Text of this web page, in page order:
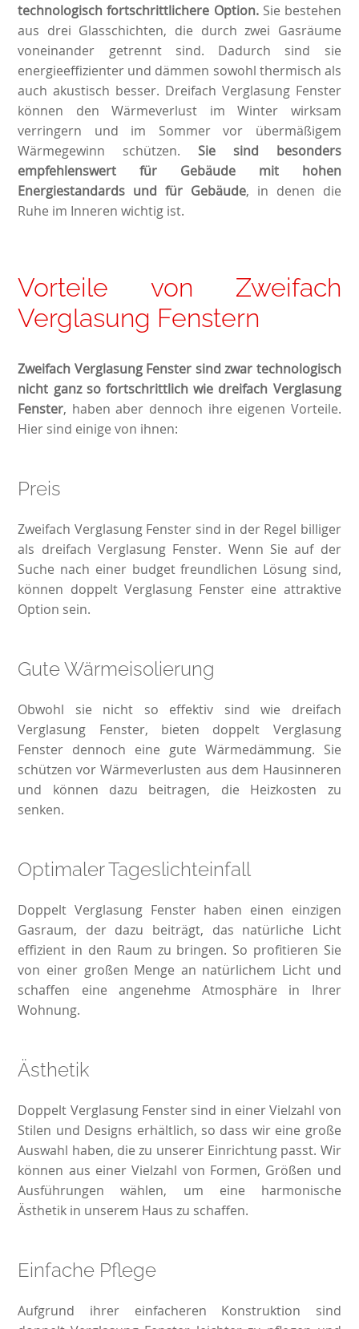
technologisch fortschrittlichere Option.Sie bestehen
aus drei Glasschichten, die durch zwei Gasräume
voneinander getrennt sind. Dadurch sind sie
energieeffizienter und dämmen sowohl thermisch als
auch akustisch besser. Dreifach Verglasung Fenster
können den Wärmeverlust im Winter wirksam
verringern und im Sommer vor übermäßigem
Wärmegewinn schützen. Sie sind besonders
empfehlenswert für Gebäude mit hohen
Energiestandards und für Gebäude, in denen die
Ruhe im Inneren wichtig ist.
Vorteile von Zweifach
Verglasung Fenstern
Zweifach Verglasung Fenster sind zwar technologisch
nicht ganz so fortschrittlich wie dreifach Verglasung
Fenster, haben aber dennoch ihre eigenen Vorteile.
Hier sind einige von ihnen:
Preis
Zweifach Verglasung Fenster sind in der Regel billiger
als dreifach Verglasung Fenster. Wenn Sie auf der
Suche nach einer budget freundlichen Lösung sind,
können doppelt Verglasung Fenster eine attraktive
Option sein.
Gute Wärmeisolierung
Obwohl sie nicht so effektiv sind wie dreifach
Verglasung Fenster, bieten doppelt Verglasung
Fenster dennoch eine gute Wärmedämmung. Sie
schützen vor Wärmeverlusten aus dem Hausinneren
und können dazu beitragen, die Heizkosten zu
senken.
Optimaler Tageslichteinfall
Doppelt Verglasung Fenster haben einen einzigen
Gasraum, der dazu beiträgt, das natürliche Licht
effizient in den Raum zu bringen. So profitieren Sie
von einer großen Menge an natürlichem Licht und
schaffen eine angenehme Atmosphäre in Ihrer
Wohnung.
Ästhetik
Doppelt Verglasung Fenster sind in einer Vielzahl von
Stilen und Designs erhältlich, so dass wir eine große
Auswahl haben, die zu unserer Einrichtung passt. Wir
können aus einer Vielzahl von Formen, Größen und
Ausführungen wählen, um eine harmonische
Ästhetik in unserem Haus zu schaffen.
Einfache Pflege
Aufgrund ihrer einfacheren Konstruktion sind